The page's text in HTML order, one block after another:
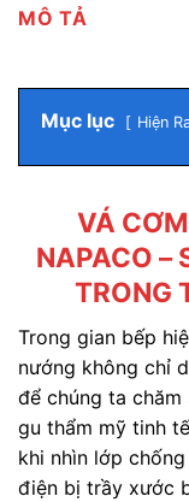
MÔ TẢ
Mục lục Hiện
VÁ
NAPACO –
TRONG
Trong gian bếp
nướng không chỉ
để chúng ta
gu thẩm mỹ tinh
khi nhìn lớp
điện bị trầy xước